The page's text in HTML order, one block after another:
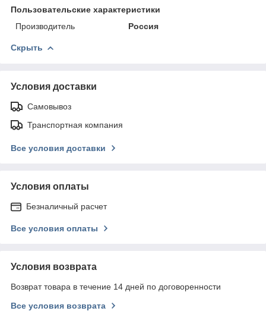
Пользовательские характеристики
Производитель
Россия
Скрыть
Условия доставки
Самовывоз
Транспортная компания
Все условия доставки
Условия оплаты
Безналичный расчет
Все условия оплаты
Условия возврата
Возврат товара в течение 14 дней по договоренности
Все условия возврата